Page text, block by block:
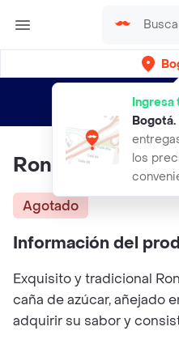
Ingresa
Bogotá.
los
envíos gratis
Ron Viejo De
Agotado
Información del
Exquisito y tradicional
caña de azúcar, añejado
adquirir su sabor y